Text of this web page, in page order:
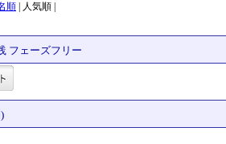
順 | 人気順 |
フェーズフリー